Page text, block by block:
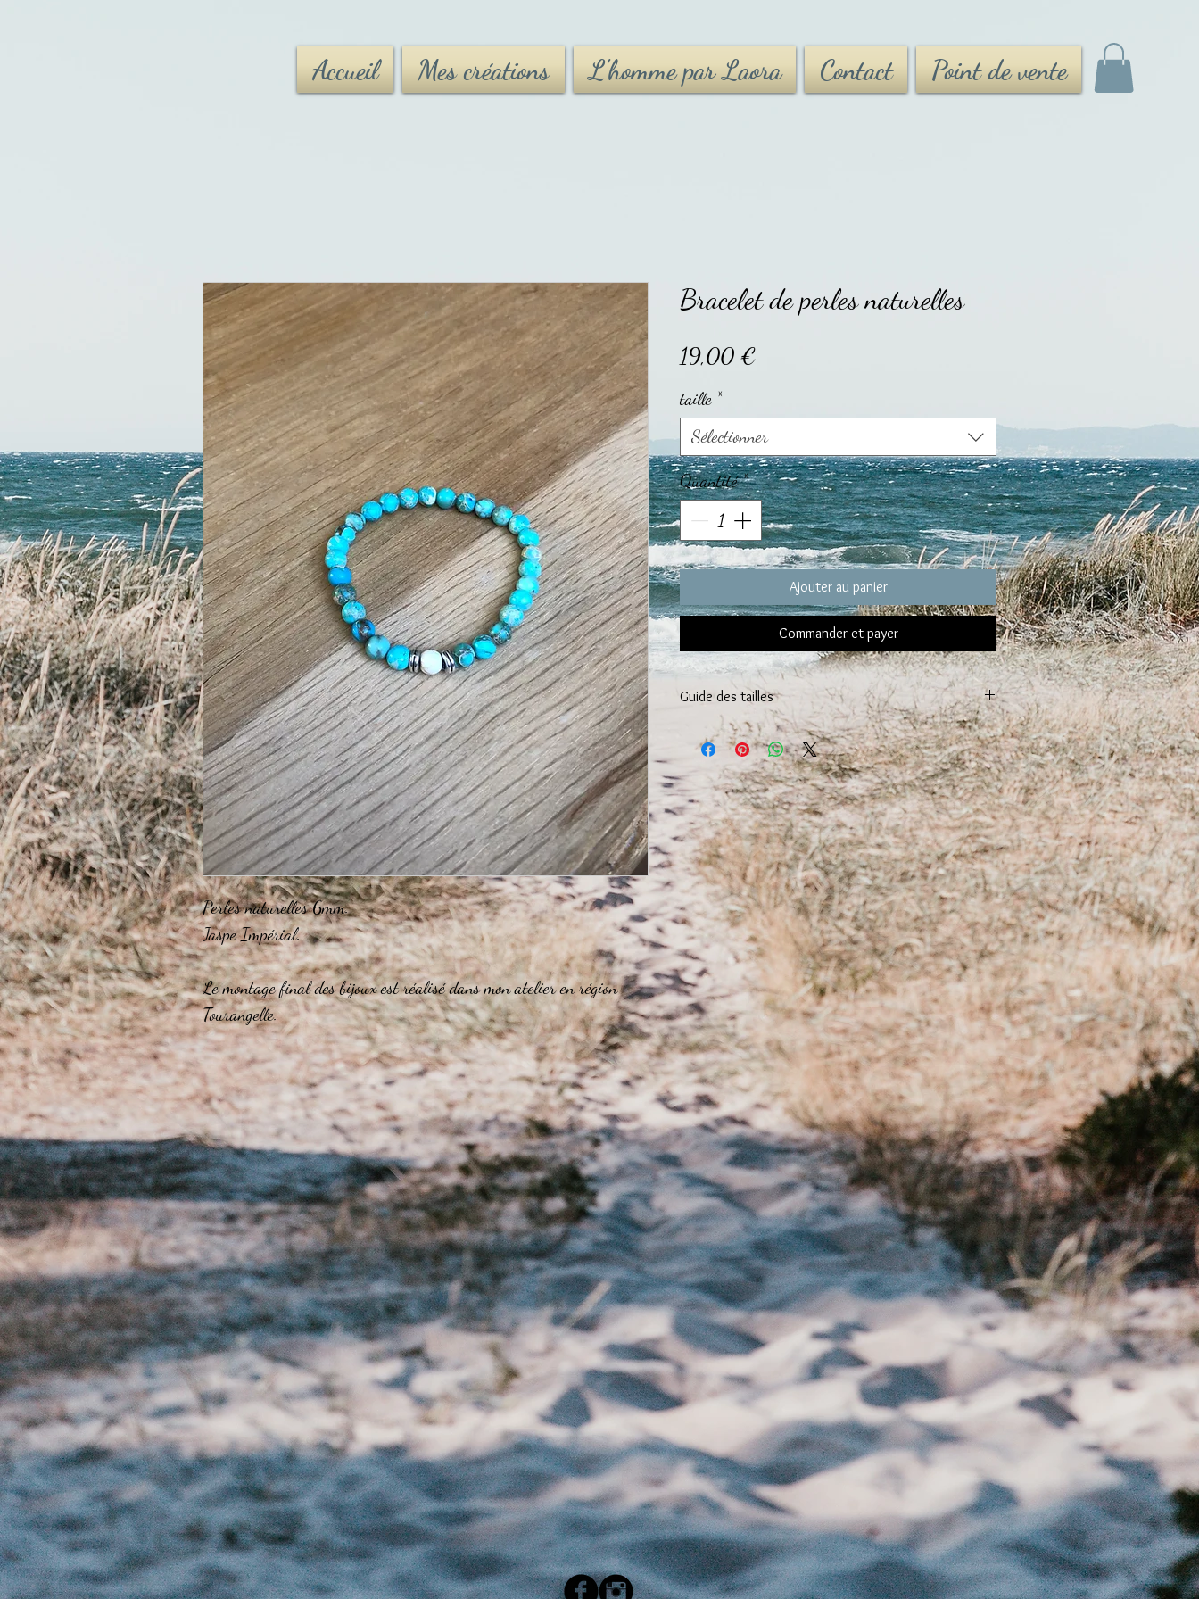
Accueil Mes créations L'homme par Laora Contact Point de vente
Perles naturelles 6mm.
Jaspe Impérial.
Le montage final des bijoux est réalisé dans mon atelier en région
Tourangelle.
Bracelet de perles naturelles
19,00 €
taille *
Sélectionner
Quantité*
Ajouter au panier
Commander et payer
Guide des tailles
CHOISISSEZ la taille de votre BRACELET
Taille de poignet entre 14 et 16 cm :
Nous vous recommandons de choisir un bracelet taille S
Taille de poignet entre 16 et 18 cm :
Nous vous recommandons de choisir un bracelet taille M
Taille de poignet entre 18 et 20 cm :
Nous vous recommandons de choisir un bracelet taille L
Taille de poignet supérieure à 20 cm :
Aucun problème ! Nous pouvons vous faire le bracelet de
votre choix sur mesure. Il vous suffit simplement de nous
faire une demande à : laorabijoux@gmail.com